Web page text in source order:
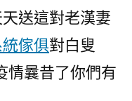
送這對老漢妻
傢俱對白叟
情曩昔了你們有